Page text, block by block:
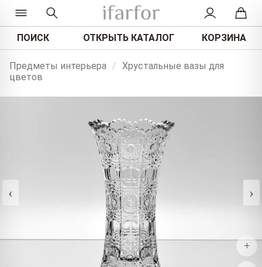
ПОИСК ОТКРЫТЬ КАТАЛОГ КОРЗИНА
Предметы интерьера / Хрустальные вазы для
цветов
‹ ›
+